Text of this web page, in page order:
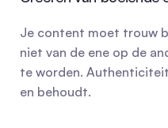
Je content moet trouw
niet van de ene op de
te worden.
en behoudt.